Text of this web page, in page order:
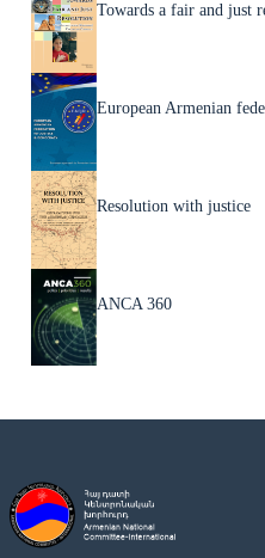
Towards a fair and just
European Armenian
Resolution with justice
ANCA 360